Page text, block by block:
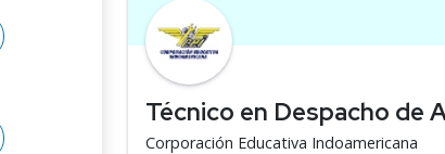
Técnico en Despacho de
Corporación Educativa Indoamericana